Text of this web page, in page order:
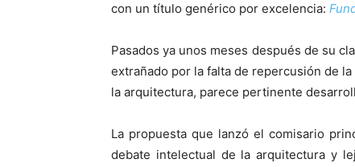
con un título genérico por excelencia:
Pasados ya unos meses después de su
extrañado por la falta de repercusión de
la arquitectura, parece pertinente
La propuesta que lanzó el comisario
debate intelectual de la arquitectura y